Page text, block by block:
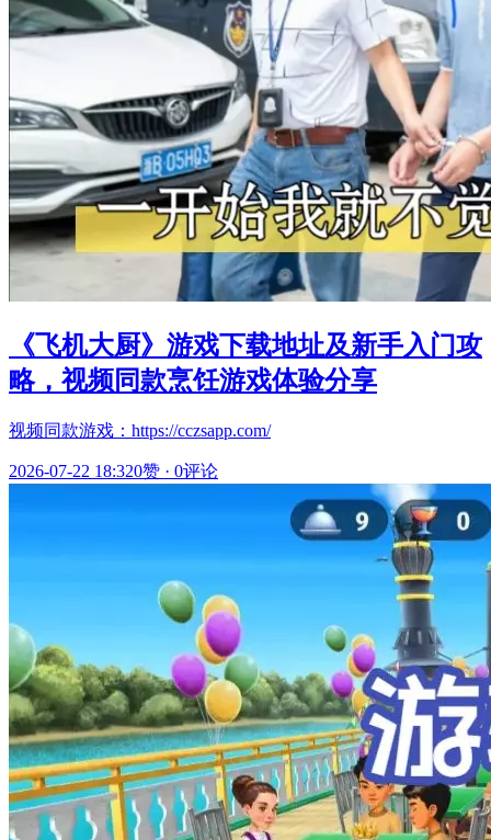
《飞机大厨》游戏下载地址及新手入门攻
略，视频同款烹饪游戏体验分享
视频同款游戏：https://cczsapp.com/
2026-07-22 18:320赞 · 0评论